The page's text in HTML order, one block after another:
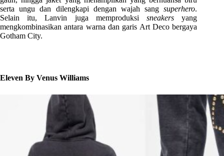
serta ungu dan dilengkapi dengan wajah sangsuperhero.
Selain itu, Lanvin juga memproduksisneakers yang
mengkombinasikan antara warna dan garis Art Deco bergaya
Gotham City.
Eleven By Venus Williams